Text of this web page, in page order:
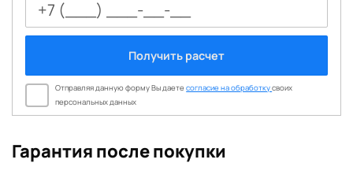
Получить расчет
Отправляя данную форму Вы даетесогласие на обработкусвоих
персональных данных
Гарантия после покупки